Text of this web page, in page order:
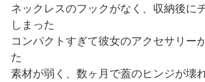
ネックレスのフックがなく、収納後に
しまった
コンパクトすぎて彼女のアクセサリー
た
素材が弱く、数ヶ月で蓋のヒンジが壊